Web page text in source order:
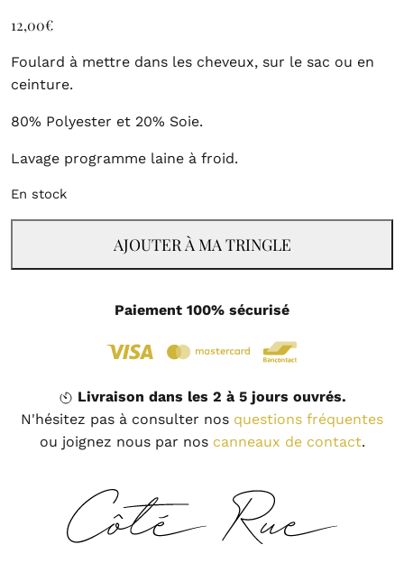
12,00€
Foulard à mettre dans les cheveux, sur le sac ou en
ceinture.
80% Polyester et 20% Soie.
Lavage programme laine à froid.
En stock
AJOUTER À MA TRINGLE
Paiement 100% sécurisé
Livraison dans les 2 à 5 jours ouvrés.
N'hésitez pas à consulter nos questions fréquentes
ou joignez nous par nos canneaux de contact.